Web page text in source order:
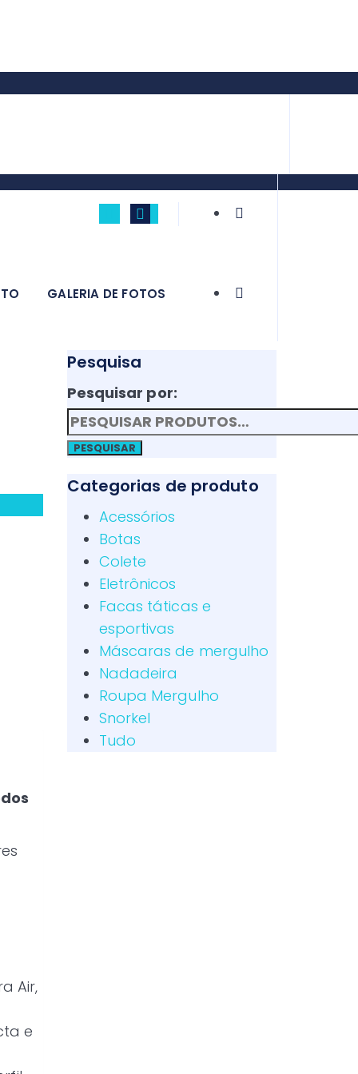
GALERIA DE FOTOS
Air,
e
Pesquisa
Pesquisar por:
PESQUISAR
Categorias de produto
Acessórios
Botas
Colete
Eletrônicos
Facas táticas e
esportivas
Máscaras de mergulho
Nadadeira
Roupa Mergulho
Snorkel
Tudo